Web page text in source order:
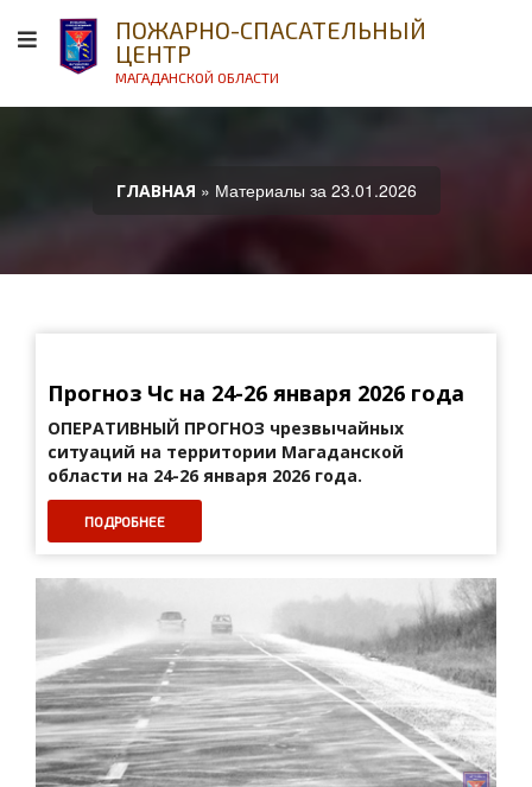
ПОЖАРНО-СПАСАТЕЛЬНЫЙ
ЦЕНТР
МАГАДАНСКОЙ ОБЛАСТИ
ГЛАВНАЯ » Материалы за 23.01.2026
Прогноз Чс на 24-26 января 2026 года
ОПЕРАТИВНЫЙ ПРОГНОЗ чрезвычайных
ситуаций на территории Магаданской
области на 24-26 января 2026 года.
ПОДРОБНЕЕ